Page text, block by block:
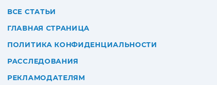
ВСЕ СТАТЬИ
ГЛАВНАЯ СТРАНИЦА
ПОЛИТИКА КОНФИДЕНЦИАЛЬНОСТИ
РАССЛЕДОВАНИЯ
РЕКЛАМОДАТЕЛЯМ